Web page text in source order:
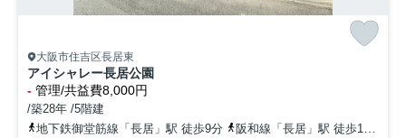
大阪市住吉区長居東
アイシャレー長居公園
- 管理/共益費8,000円
/築28年 /5階建
地下鉄御堂筋線「長居」駅 徒歩9分
阪和線「長居」駅 徒歩12分